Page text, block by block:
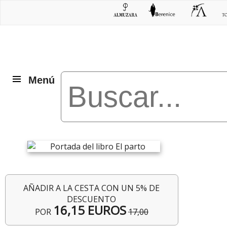
Menú
AÑADIR A LA CESTA CON UN 5% DE
DESCUENTO
POR 16,15 EUROS17,00